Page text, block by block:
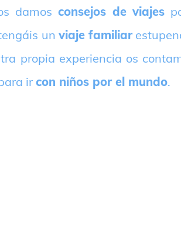
damos consejos de viajes
un viaje familiar
propia experiencia os
ir con niños por el mundo.